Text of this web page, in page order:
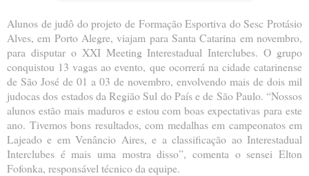
Alunos de judô do projeto de Formação Esportiva do Sesc Protásio
Alves, em Porto Alegre, viajam para Santa Catarina em novembro,
para disputar o XXI Meeting Interestadual Interclubes. O grupo
conquistou 13 vagas ao evento, que ocorrerá na cidade catarinense
de São José de 01 a 03 de novembro, envolvendo mais de dois mil
judocas dos estados da Região Sul do País e de São Paulo. “Nossos
alunos estão mais maduros e estou com boas expectativas para este
ano. Tivemos bons resultados, com medalhas em campeonatos em
Lajeado e em Venâncio Aires, e a classificação ao Interestadual
Interclubes é mais uma mostra disso”, comenta o sensei Elton
Fofonka, responsável técnico da equipe.